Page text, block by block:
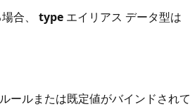
合、 type エイリアス データ型は
ールまたは既定値がバインドされて